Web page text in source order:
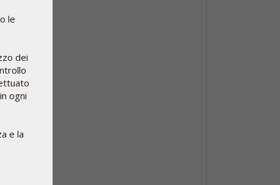
le
dei
ogni
e la